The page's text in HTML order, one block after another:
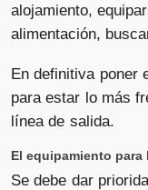
alojamiento,
alimentación,
En definitiva poner
para estar lo más
línea de salida.
El equipamiento para
Se debe dar